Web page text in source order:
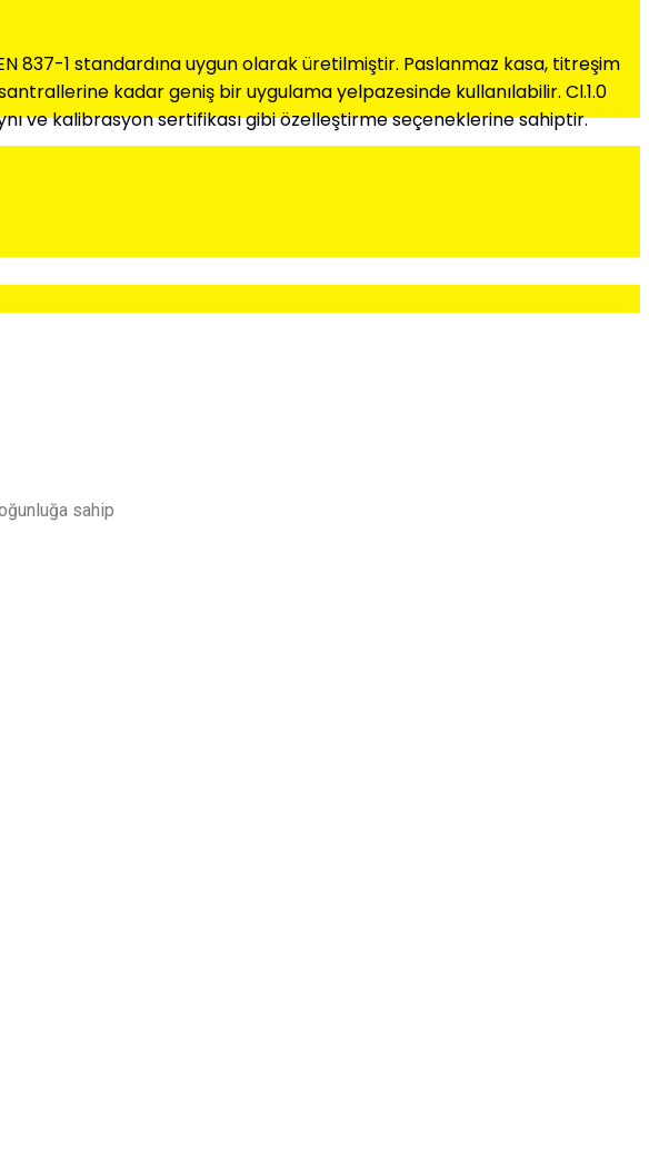
837-1 standardına uygun olarak üretilmiştir. Paslanmaz kasa, titreşim
kadar geniş bir uygulama yelpazesinde kullanılabilir. Cl.1.0
ve kalibrasyon sertifikası gibi özelleştirme seçeneklerine sahiptir.
sahip